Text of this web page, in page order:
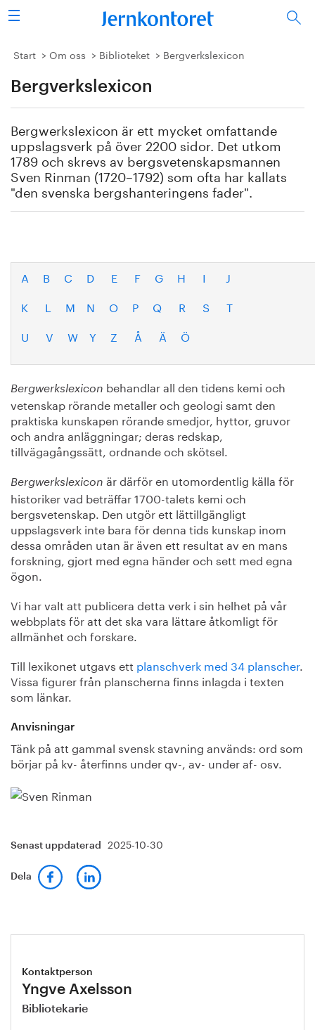
Sök
Stålindustrin
Vision 2050
Forskning/utbildning
Energi/miljö
Vi tycker
Bildbank
Start Om oss Biblioteket Bergverkslexicon
Bergverkslexicon
Bergwerkslexicon är ett mycket omfattande
uppslagsverk på över 2200 sidor. Det utkom
1789 och skrevs av bergsvetenskapsmannen
Sven Rinman (1720–1792) som ofta har kallats
"den svenska bergshanteringens fader".
A B C D E F G H I
J
K
L M N O P Q R S
T
U
V W Y Z Å Ä Ö
Bergwerkslexicon behandlar all den tidens kemi och
vetenskap rörande metaller och geologi samt den
praktiska kunskapen rörande smedjor, hyttor, gruvor
och andra anläggningar; deras redskap,
tillvägagångssätt, ordnande och skötsel.
Bergwerkslexicon är därför en utomordentlig källa för
historiker vad beträffar 1700-talets kemi och
bergsvetenskap. Den utgör ett lättillgängligt
uppslagsverk inte bara för denna tids kunskap inom
dessa områden utan är även ett resultat av en mans
forskning, gjort med egna händer och sett med egna
ögon.
Vi har valt att publicera detta verk i sin helhet på vår
webbplats för att det ska vara lättare åtkomligt för
allmänhet och forskare.
Till lexikonet utgavs ett planschverk med 34 planscher.
Vissa figurer från planscherna finns inlagda i texten
som länkar.
Anvisningar
Tänk på att gammal svensk stavning används: ord som
börjar på kv- återfinns under qv-, av- under af- osv.
Senast uppdaterad 2025-10-30
Dela
Kontaktperson
Yngve Axelsson
Bibliotekarie